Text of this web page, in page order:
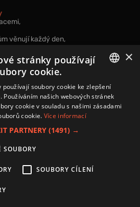
věnují každý den,
znalostí.
svůj souhlas spodmínkami
.
CZECH
×
stránky používají
cookie.
používají soubory cookie ke zlepšení
Používáním našich webových stránek
cookie v souladu s našimi zásadami
cookie. Více informací
PARTNERY (1491) →
SOUBORY
SOUBORY CÍLENÍ